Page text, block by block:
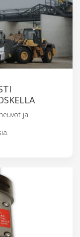
ja